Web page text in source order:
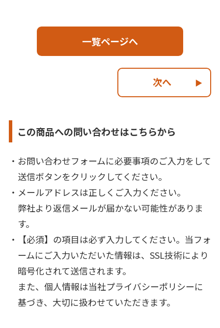
一覧ページへ
次へ
この商品への問い合わせはこちらから
お問い合わせフォームに必要事項のご入力をして
送信ボタンをクリックしてください。
メールアドレスは正しくご入力ください。
弊社より返信メールが届かない可能性がありま
す。
【必須】の項目は必ず入力してください。当フォ
ームにご入力いただいた情報は、SSL技術により
暗号化されて送信されます。
また、個人情報は当社プライバシーポリシーに
基づき、大切に扱わせていただきます。